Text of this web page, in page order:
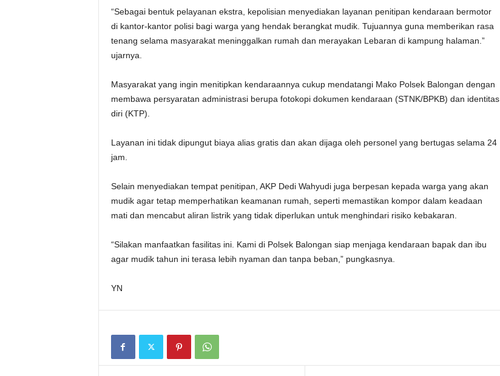
“Sebagai bentuk pelayanan ekstra, kepolisian menyediakan layanan penitipan kendaraan bermotor
di kantor-kantor polisi bagi warga yang hendak berangkat mudik. Tujuannya guna memberikan rasa
tenang selama masyarakat meninggalkan rumah dan merayakan Lebaran di kampung halaman.”
ujarnya.
Masyarakat yang ingin menitipkan kendaraannya cukup mendatangi Mako Polsek Balongan dengan
membawa persyaratan administrasi berupa fotokopi dokumen kendaraan (STNK/BPKB) dan identitas
diri (KTP).
Layanan ini tidak dipungut biaya alias gratis dan akan dijaga oleh personel yang bertugas selama 24
jam.
Selain menyediakan tempat penitipan, AKP Dedi Wahyudi juga berpesan kepada warga yang akan
mudik agar tetap memperhatikan keamanan rumah, seperti memastikan kompor dalam keadaan
mati dan mencabut aliran listrik yang tidak diperlukan untuk menghindari risiko kebakaran.
“Silakan manfaatkan fasilitas ini. Kami di Polsek Balongan siap menjaga kendaraan bapak dan ibu
agar mudik tahun ini terasa lebih nyaman dan tanpa beban,” pungkasnya.
YN